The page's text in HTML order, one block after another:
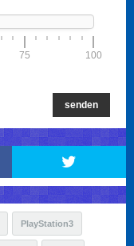
75 100
senden
PlayStation3